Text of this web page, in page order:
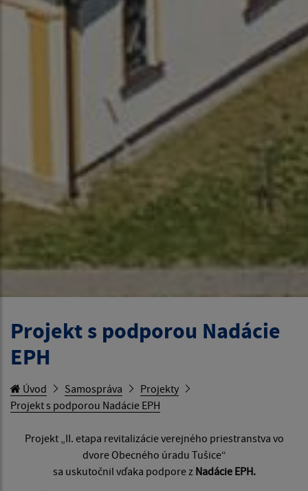
Projekt s podporou Nadácie
EPH
Úvod Samospráva
Projekty
Projekt s podporou Nadácie EPH
Projekt „II. etapa revitalizácie verejného priestranstva vo
dvore Obecného úradu Tušice“
sa uskutočnil vďaka podpore z Nadácie EPH.